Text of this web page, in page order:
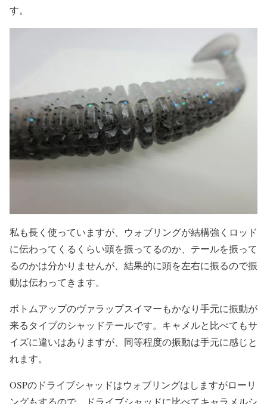
す。
私も長く使っていますが、ウォブリングが結構強くロッド
に伝わってくるくらい頭を振ってるのか、テールを振って
るのかは分かりませんが、結果的に頭を左右に振るので振
動は伝わってきます。
ボトムアップのヴァラップスイマーもかなり手元に振動が
来るタイプのシャッドテールです。キャメルと比べてもサ
イズに違いはありますが、同等程度の振動は手元に感じと
れます。
OSPのドライブシャッドはウォブリングはしますがローリ
ングもするので、ドライブシャッドに比べてキャラメルシ